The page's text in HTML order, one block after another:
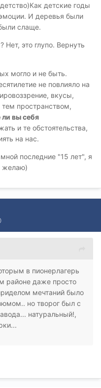
детские годы
И деревья были
слаще.
Нет, это глупо. Вернуть
могло и не быть.
не повлияло на
вкусы,
тем пространством,
вы себя
и те обстоятельства,
на нас.
последние "15 лет", я
желаю)
в пионерлагерь
районе даже просто
мечтаний было
но творог был с
натуральный!,